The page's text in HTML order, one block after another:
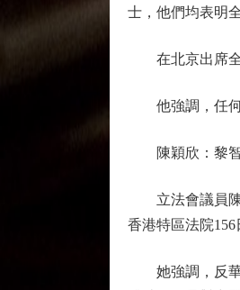
士，他們均表明
在北京出席全
他強調，任何
陳穎欣：黎智
立法會議員陳
香港特區法院
她強調，反華